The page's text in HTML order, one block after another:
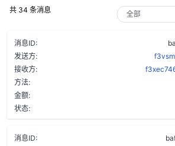
共 34 条消息
消息ID:
发送方:
接收方:
方法:
金额:
状态:
消息ID: